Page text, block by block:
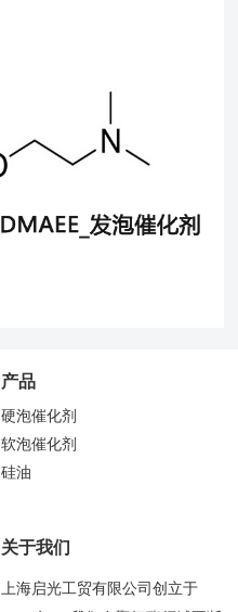
产品
硬泡催化剂
软泡催化剂
硅油
关于我们
上海启光工贸有限公司创立于